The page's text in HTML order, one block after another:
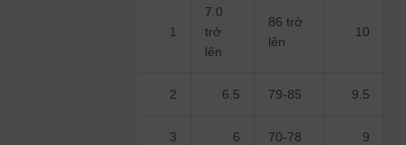
1
7.0
trở
lên
86 trở
lên
10
2 6.5 79-85 9.5
3 6 70-78 9